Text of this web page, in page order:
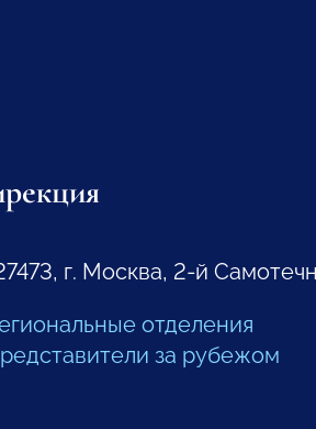
г. Москва, 2-й
отделения
за рубежом